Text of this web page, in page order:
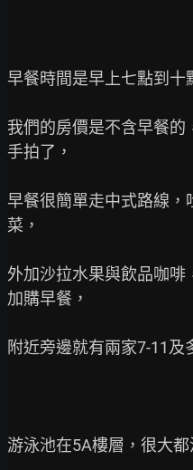
早餐時間是早上七點到十
我們的房價是不含早餐
手拍了，
早餐很簡單走中式路線，
菜，
外加沙拉水果與飲品咖啡
加購早餐，
附近旁邊就有兩家7-11及
游泳池在5A樓層，很大都